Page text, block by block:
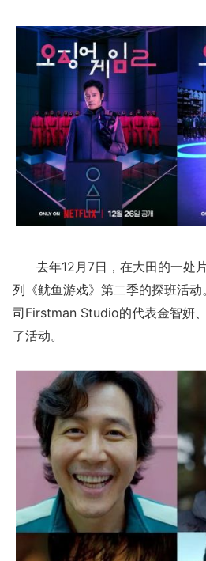
去年12月7日，在大田的一处
列《鱿鱼游戏》第二季的探班活
司Firstman Studio的代表金智妍
了活动。